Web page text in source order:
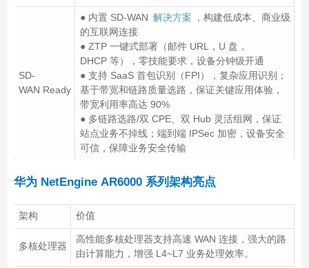
SD-
WAN Ready
● 内置 SD-WAN 解决方案
，构建低成本、商业级
的互联网连接
● ZTP 一键式部署（邮件 URL，U 盘，
DHCP 等），零技能要求，设备分钟级开通
● 支持 SaaS 首包识别（FPI），复杂应用识别；
基于带宽和链路质量选路，保证关键应用体验，
带宽利用率高达 90%
● 多链路选路/双 CPE、双 Hub 灵活组网，保证
站点业务不掉线；端到端 IPSec 加密，设备安全
可信，保障业务安全传输
华为 NetEngine AR6000 系列架构亮点
架构 价值
多核处理器
高性能多核处理器支持高速 WAN 连接，强大的路
由计算能力，增强 L4~L7 业务处理效率。